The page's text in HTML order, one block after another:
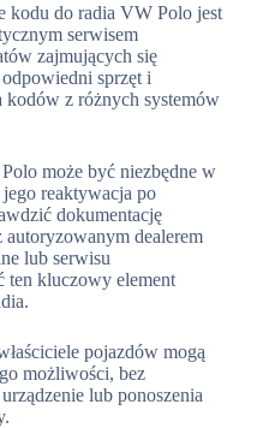
kodu do radia VW Polo jest
serwisem
zajmujących się
sprzęt i
kodów z różnych systemów
może być niezbędne w
reaktywacja po
dokumentację
autoryzowanym dealerem
lub serwisu
ten kluczowy element
pojazdów mogą
możliwości, bez
lub ponoszenia